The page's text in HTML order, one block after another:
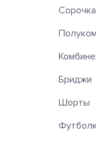
Сорочка
Бриджи
Шорты